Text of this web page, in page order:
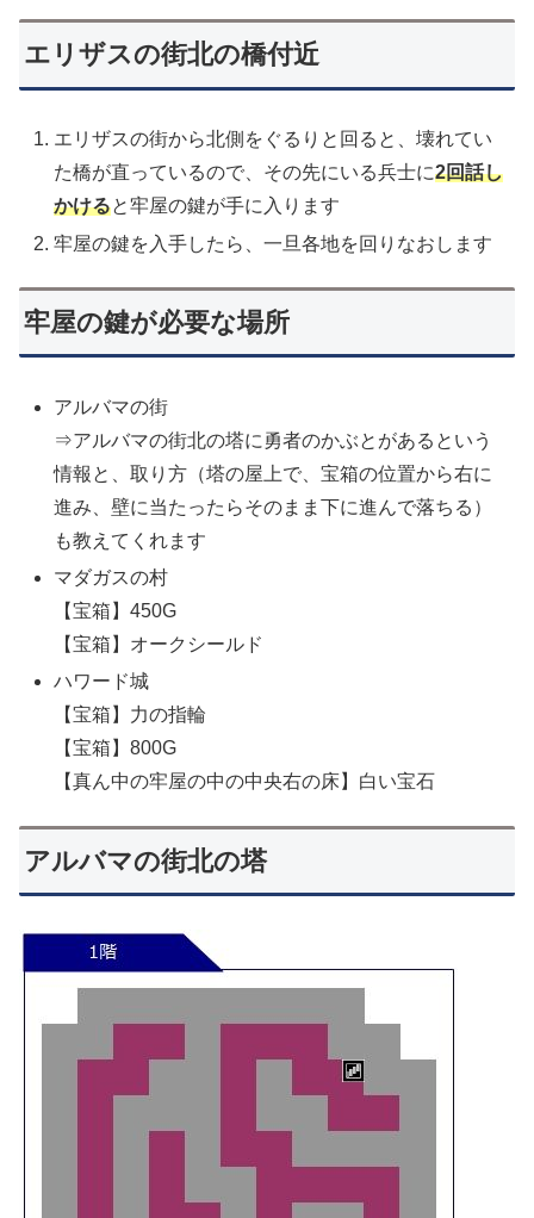
エリザスの街北の橋付近
エリザスの街から北側をぐるりと回ると、壊れてい
た橋が直っているので、その先にいる兵士に2回話し
かけると牢屋の鍵が手に入ります
牢屋の鍵を入手したら、一旦各地を回りなおします
牢屋の鍵が必要な場所
アルバマの街
⇒アルバマの街北の塔に勇者のかぶとがあるという
情報と、取り方（塔の屋上で、宝箱の位置から右に
進み、壁に当たったらそのまま下に進んで落ちる）
も教えてくれます
マダガスの村
【宝箱】450G
【宝箱】オークシールド
ハワード城
【宝箱】力の指輪
【宝箱】800G
【真ん中の牢屋の中の中央右の床】白い宝石
アルバマの街北の塔